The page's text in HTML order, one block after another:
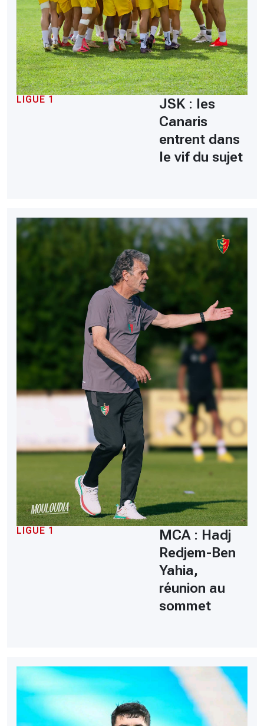
LIGUE 1
JSK : les
Canaris
entrent dans
le vif du sujet
LIGUE 1
MCA : Hadj
Redjem-Ben
Yahia,
réunion au
sommet